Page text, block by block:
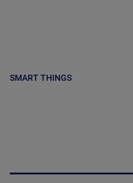
SMART THINGS